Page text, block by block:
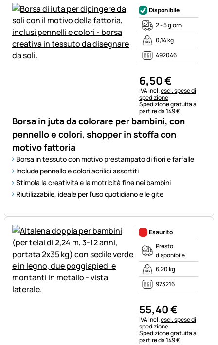
Borsa in juta da colorare per bambini, con
pennello e colori, shopper in stoffa con
motivo fattoria
Borsa in tessuto con motivo prestampato di fiori e farfalle
Include pennello e colori acrilici assortiti
Stimola la creatività e la motricità fine nei bambini
Riutilizzabile, ideale per l’uso quotidiano e le gite
Disponibile
2 - 5 giorni
0,14 kg
492046
6,50€
Informazioni fiscali:
IVA incl.escl. spese di
spedizione
Spedizione gratuita a
partire da 149 €
Esaurito
Presto
disponibile
6,20 kg
973216
55,40€
Informazioni fiscali:
IVA incl.escl. spese di
spedizione
Spedizione gratuita a
partire da 149 €